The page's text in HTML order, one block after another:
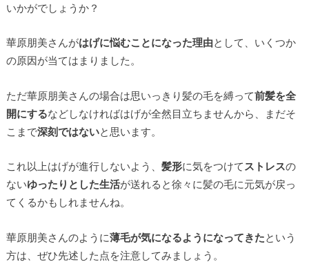
いかがでしょうか？
華原朋美さんがはげに悩むことになった理由として、いくつか
の原因が当てはまりました。
ただ華原朋美さんの場合は思いっきり髪の毛を縛って前髪を全
開にするなどしなければはげが全然目立ちませんから、まだそ
こまで深刻ではないと思います。
これ以上はげが進行しないよう、 髪形に気をつけて ストレスの
ないゆったりとした生活が送れると徐々に髪の毛に元気が戻っ
てくるかもしれませんね。
華原朋美さんのように薄毛が気になるようになってきたという
方は、ぜひ先述した点を注意してみましょう。